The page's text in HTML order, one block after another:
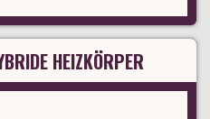
HEIZKÖRPER